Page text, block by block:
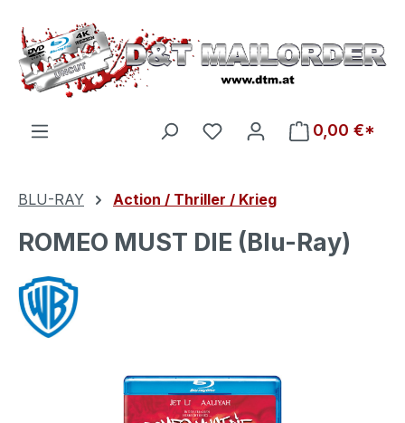
Zum Hauptinhalt springen
Du hast 0 Produkte auf
0,00 €*
BLU-RAY Action / Thriller / Krieg
ROMEO MUST DIE (Blu-Ray)
Bildergalerie überspringen